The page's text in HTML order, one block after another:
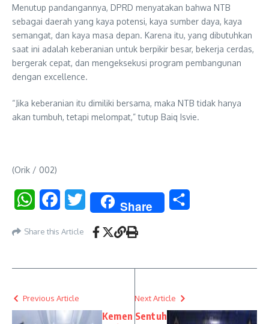
Menutup pandangannya, DPRD menyatakan bahwa NTB
sebagai daerah yang kaya potensi, kaya sumber daya, kaya
semangat, dan kaya masa depan. Karena itu, yang dibutuhkan
saat ini adalah keberanian untuk berpikir besar, bekerja cerdas,
bergerak cepat, dan mengeksekusi program pembangunan
dengan excellence.
“Jika keberanian itu dimiliki bersama, maka NTB tidak hanya
akan tumbuh, tetapi melompat,” tutup Baiq Isvie.
(Orik / 002)
WhatsAppFacebookTwitter Share
Share this Article
Previous Article
Kemen
Next Article
Sentuh